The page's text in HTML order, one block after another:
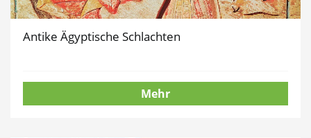
Antike Ägyptische Schlachten
Mehr